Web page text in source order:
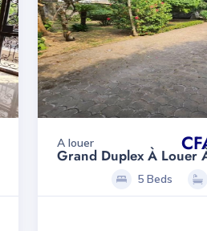
A louer
Grand Duplex À Louer
5 Beds